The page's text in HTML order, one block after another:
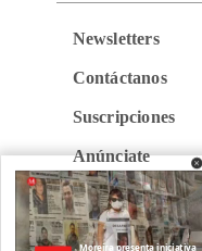
Newsletters
Contáctanos
Suscripciones
Anúnciate